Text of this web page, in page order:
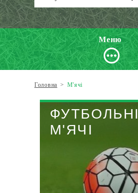
Меню
Головна > М'ячі
ФУТБОЛЬНІ
М'ЯЧІ